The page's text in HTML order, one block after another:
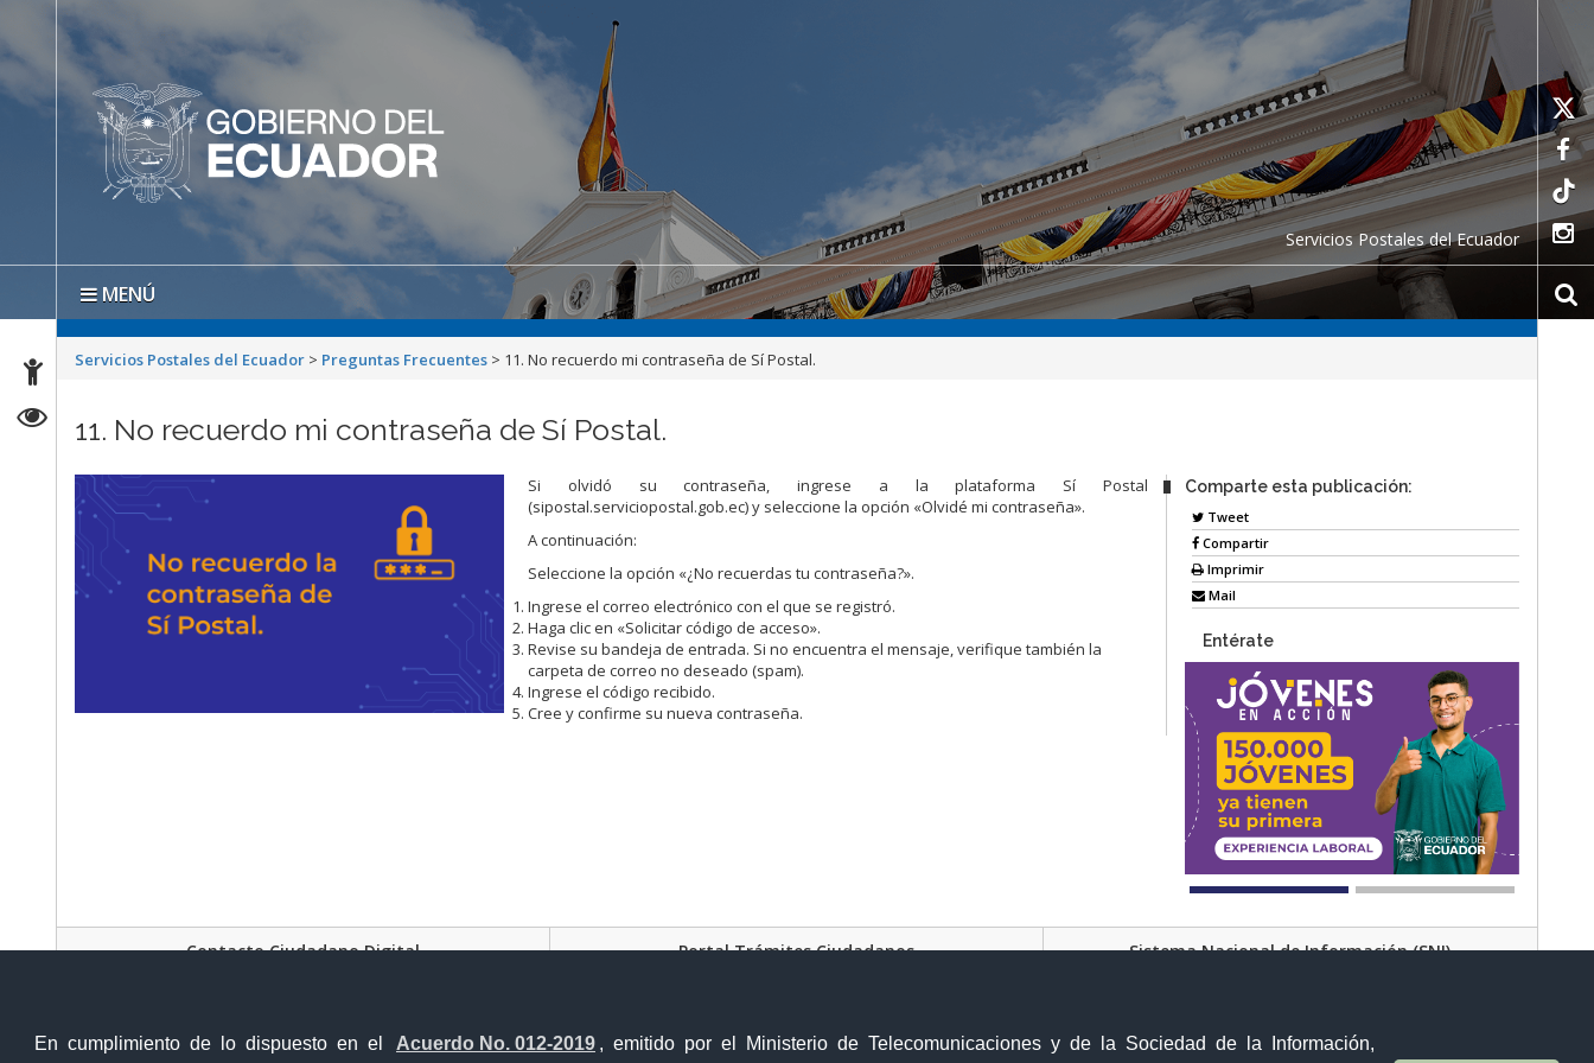
En cumplimiento de lo dispuesto en el Acuerdo No. 012-2019 , emitido por el Ministerio de Telecomunicaciones y de la Sociedad de la Información,
Servicios Postales del Ecuador
MENÚ
Servicios Postales del Ecuador > Preguntas Frecuentes > 11. No recuerdo mi contraseña de Sí Postal.
11. No recuerdo mi contraseña de Sí Postal.
Si olvidó su contraseña, ingrese a la plataforma Sí Postal
(sipostal.serviciopostal.gob.ec) y seleccione la opción «Olvidé mi contraseña».
A continuación:
Seleccione la opción «¿No recuerdas tu contraseña?».
Ingrese el correo electrónico con el que se registró.
Haga clic en «Solicitar código de acceso».
Revise su bandeja de entrada. Si no encuentra el mensaje, verifique también la
carpeta de correo no deseado (spam).
Ingrese el código recibido.
Cree y confirme su nueva contraseña.
Comparte esta publicación:
Tweet
Compartir
Imprimir
Mail
Entérate
Contacto Ciudadano Digital Portal Trámites Ciudadanos Sistema Nacional de Información (SNI)
Teléfono:(02) 373 2998; opción 0